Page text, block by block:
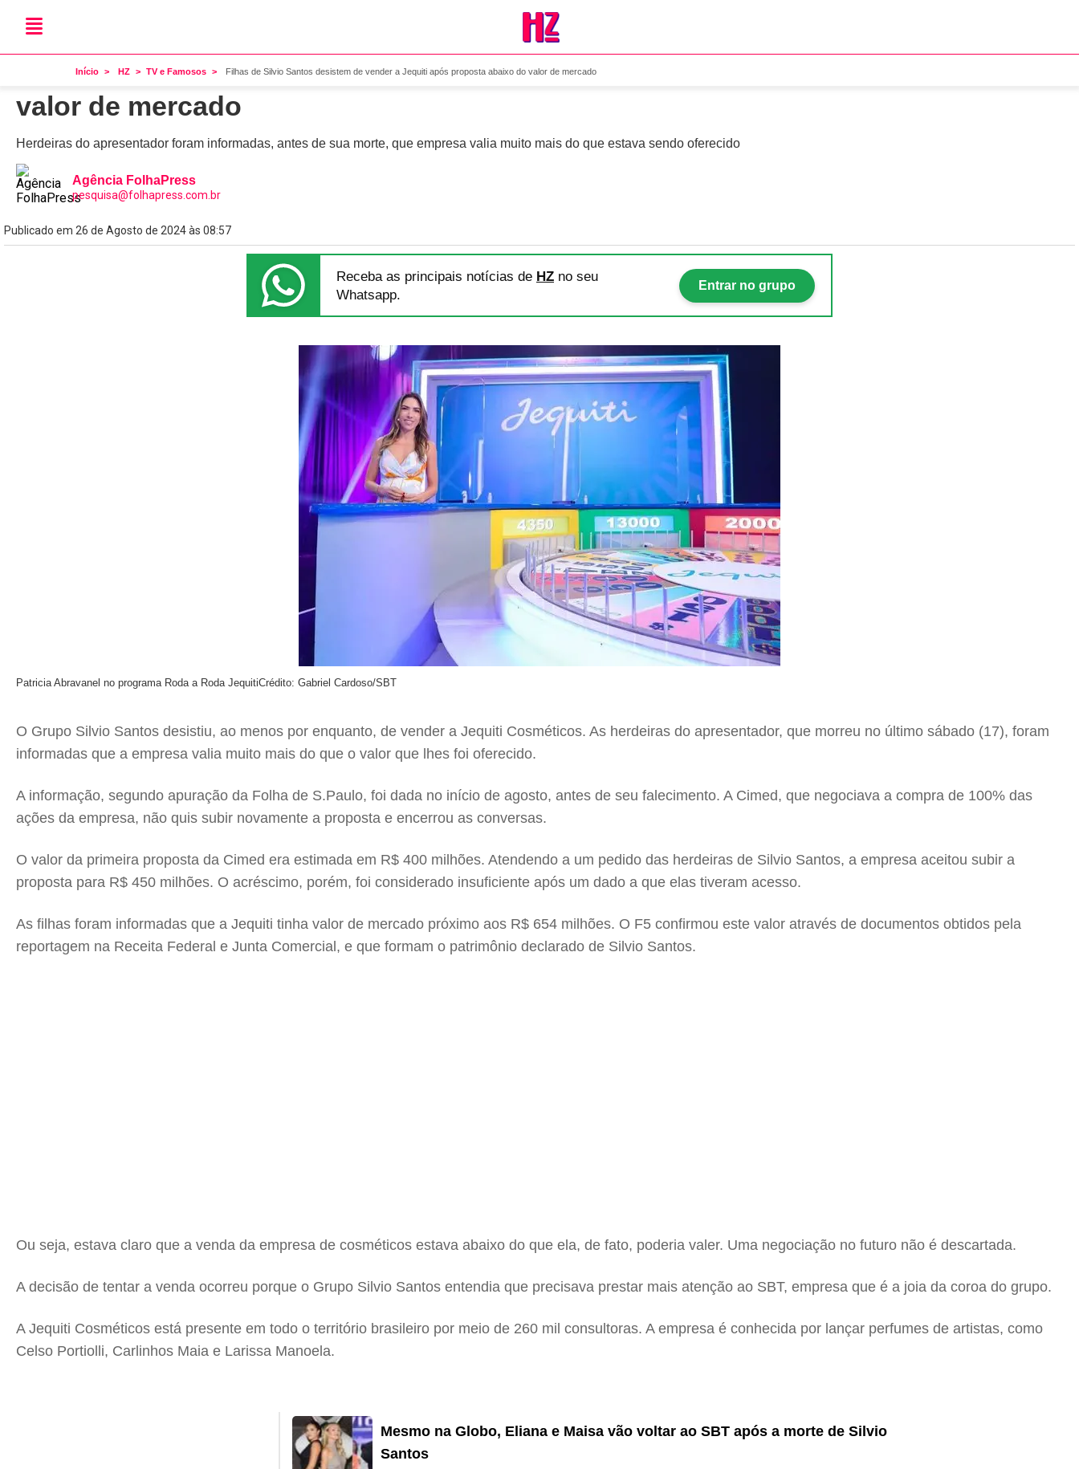
Início HZ TV e Famosos Filhas de Silvio Santos desistem de vender a Jequiti após proposta abaixo do valor de mercado
Famosos
Filhas de Silvio Santos desistem de vender a Jequiti após proposta abaixo do
valor de mercado
Herdeiras do apresentador foram informadas, antes de sua morte, que empresa valia muito mais do que estava sendo oferecido
Agência FolhaPress
pesquisa@folhapress.com.br
Publicado em 26 de Agosto de 2024 às 08:57
Receba as principais notícias de HZ no seu
Whatsapp.
Entrar no grupo
Patricia Abravanel no programa Roda a Roda JequitiCrédito: Gabriel Cardoso/SBT
O Grupo Silvio Santos desistiu, ao menos por enquanto, de vender a Jequiti Cosméticos. As herdeiras do apresentador, que morreu no último sábado (17), foram
informadas que a empresa valia muito mais do que o valor que lhes foi oferecido.
A informação, segundo apuração da Folha de S.Paulo, foi dada no início de agosto, antes de seu falecimento. A Cimed, que negociava a compra de 100% das
ações da empresa, não quis subir novamente a proposta e encerrou as conversas.
O valor da primeira proposta da Cimed era estimada em R$ 400 milhões. Atendendo a um pedido das herdeiras de Silvio Santos, a empresa aceitou subir a
proposta para R$ 450 milhões. O acréscimo, porém, foi considerado insuficiente após um dado a que elas tiveram acesso.
As filhas foram informadas que a Jequiti tinha valor de mercado próximo aos R$ 654 milhões. O F5 confirmou este valor através de documentos obtidos pela
reportagem na Receita Federal e Junta Comercial, e que formam o patrimônio declarado de Silvio Santos.
Ou seja, estava claro que a venda da empresa de cosméticos estava abaixo do que ela, de fato, poderia valer. Uma negociação no futuro não é descartada.
A decisão de tentar a venda ocorreu porque o Grupo Silvio Santos entendia que precisava prestar mais atenção ao SBT, empresa que é a joia da coroa do grupo.
A Jequiti Cosméticos está presente em todo o território brasileiro por meio de 260 mil consultoras. A empresa é conhecida por lançar perfumes de artistas, como
Celso Portiolli, Carlinhos Maia e Larissa Manoela.
Mesmo na Globo, Eliana e Maisa vão voltar ao SBT após a morte de Silvio
Santos